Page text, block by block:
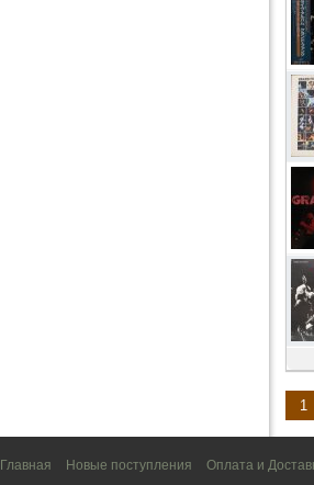
1
Главная Новые поступления Оплата и